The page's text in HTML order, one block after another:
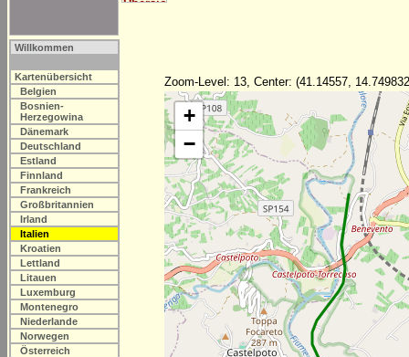
Willkommen
Kartenübersicht
Belgien
Bosnien-
Herzegowina
Dänemark
Deutschland
Estland
Finnland
Frankreich
Großbritannien
Irland
Italien
Kroatien
Lettland
Litauen
Luxemburg
Montenegro
Niederlande
Norwegen
Österreich
Zoom-Level: 13, Center: (41.14557,
+
−